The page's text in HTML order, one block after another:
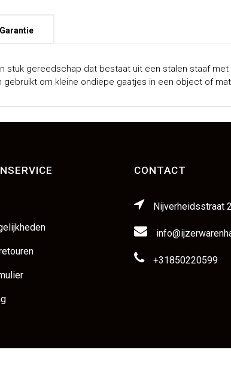
stuk gereedschap dat bestaat uit een stalen staaf
om kleine ondiepe gaatjes in een object of
Garantie
CONTACT
Nijverheidsstraat
+31850220599